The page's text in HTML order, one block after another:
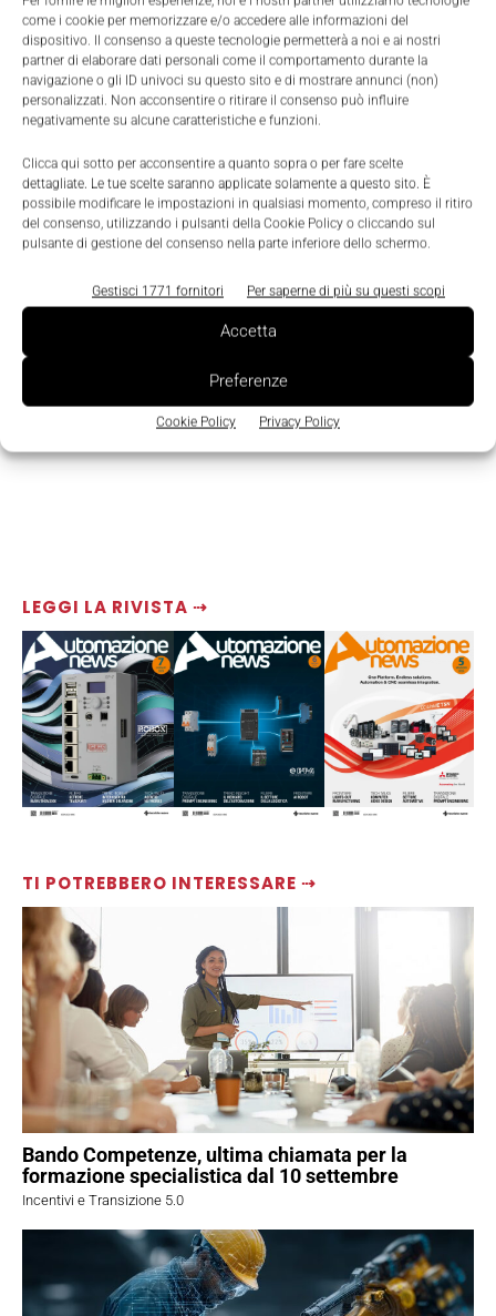
come i cookie per memorizzare e/o accedere alle informazioni del
dispositivo. Il consenso a queste tecnologie permetterà a noi e ai nostri
partner di elaborare dati personali come il comportamento durante la
navigazione o gli ID univoci su questo sito e di mostrare annunci (non)
personalizzati. Non acconsentire o ritirare il consenso può influire
negativamente su alcune caratteristiche e funzioni.
Clicca qui sotto per acconsentire a quanto sopra o per fare scelte
dettagliate. Le tue scelte saranno applicate solamente a questo sito. È
possibile modificare le impostazioni in qualsiasi momento, compreso il ritiro
del consenso, utilizzando i pulsanti della Cookie Policy o cliccando sul
pulsante di gestione del consenso nella parte inferiore dello schermo.
Gestisci 1771 fornitori Per saperne di più su questi scopi
Accetta
Preferenze
Cookie Policy Privacy Policy
LEGGI LA RIVISTA ⇢
TI POTREBBERO INTERESSARE ⇢
Bando Competenze, ultima chiamata per la
formazione specialistica dal 10 settembre
Incentivi e Transizione 5.0
e non vediamo l’ora di lavorare con la loro squadra
per far crescere il loro business e migliorare
l’efficienza».